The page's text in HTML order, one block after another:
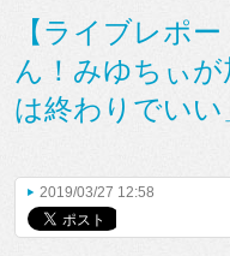
【ライブレポ
ん！みゆちぃ
は終わりでいい
2019/03/27 12:58